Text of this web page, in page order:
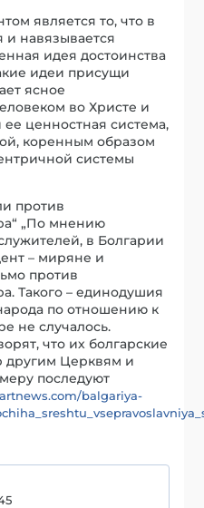
является то, что в
и навязывается
идея достоинства
идеи присущи
ясное
во Христе и
ценностная система,
коренным образом
системы
против
„По мнению
в Болгарии
– миряне и
против
Такого – единодушия
по отношению к
не случалось.
что их болгарские
другим Церквям и
последуют
balgariya-